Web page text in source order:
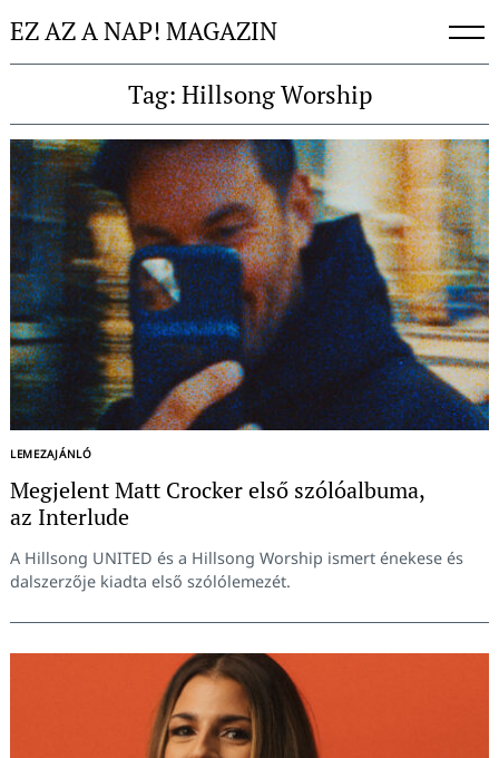
toEZ AZ A NAP! MAGAZIN
Tag: Hillsong Worship
LEMEZAJÁNLÓ
Megjelent Matt Crocker első szólóalbuma,
az Interlude
A Hillsong UNITED és a Hillsong Worship ismert énekese és
dalszerzője kiadta első szólólemezét.